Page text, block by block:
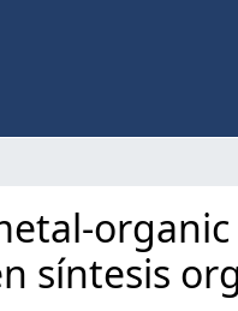
organic
síntesis